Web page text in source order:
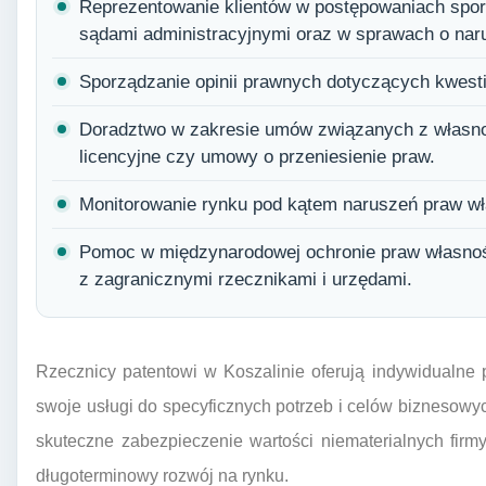
Reprezentowanie klientów w postępowaniach
sądami administracyjnymi oraz w sprawach o
Sporządzanie opinii prawnych dotyczących
Doradztwo w zakresie umów związanych z
licencyjne czy umowy o przeniesienie praw.
Monitorowanie rynku pod kątem naruszeń praw
Pomoc w międzynarodowej ochronie praw
z zagranicznymi rzecznikami i urzędami.
Rzecznicy patentowi w Koszalinie oferują
swoje usługi do specyficznych potrzeb i celów
skuteczne zabezpieczenie wartości niematerialnych
długoterminowy rozwój na rynku.